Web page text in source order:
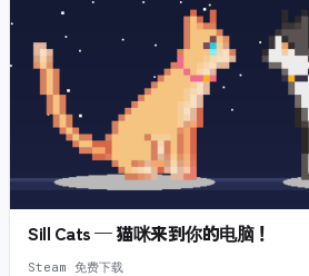
Sill Cats — 猫咪来到你的电脑！
Steam 免费下载